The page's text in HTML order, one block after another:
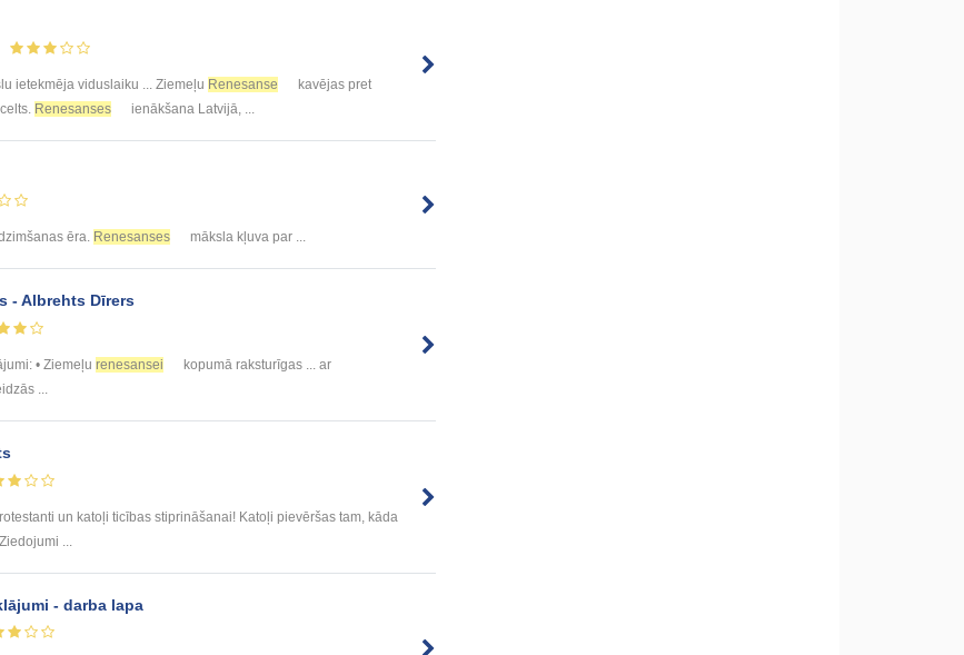
ietekmēja viduslaiku ... Ziemeļu Renesanse
kavējas pret
Renesanses ienākšana Latvijā, ...
ēra. Renesanses māksla kļuva par ...
- Albrehts Dīrers
• Ziemeļu renesansei
kopumā raksturīgas ... ar
...
un katoļi ticības stiprināšanai! Katoļi pievēršas tam, kāda
...
- darba lapa